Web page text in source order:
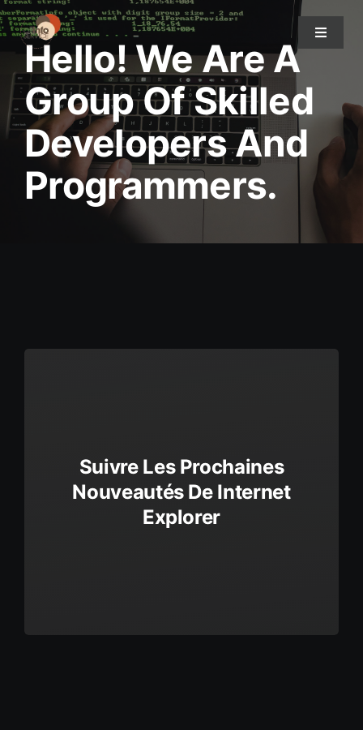
Passer
au
contenu
Toggle
A propos de nous
Nos services
Nos projets
Hello! We Are A
Group Of Skilled
Developers And
Programmers.
Suivre Les Prochaines
Nouveautés De Internet
Explorer